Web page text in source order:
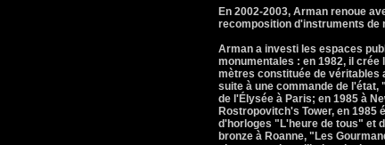
En 2002-2003, Arman renoue
recomposition d'instruments de
Arman a investi les espaces
monumentales : en 1982, il crée
mètres constituée de véritables
suite à une commande de l'état,
de l'Élysée à Paris; en 1985 à
Rostropovitch's Tower, en 1985
d'horloges "L'heure de tous" et
bronze à Roanne, "Les